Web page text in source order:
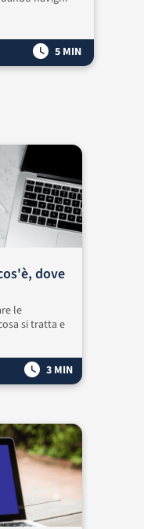
5 MIN
dove
le
si tratta e
3 MIN